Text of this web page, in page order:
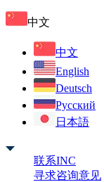
中文
中文
English
Deutsch
Русский
日本語
联系INC
寻求咨询意见